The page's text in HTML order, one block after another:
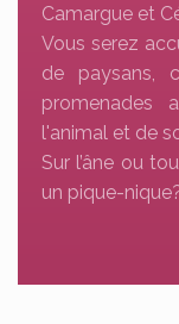
Camargue et
Vous serez
de paysans,
promenades
l'animal et de
Sur l’âne ou
un pique-